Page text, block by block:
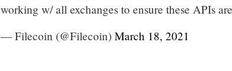
working w/ all exchanges to ensure these APIs
— Filecoin (@Filecoin) March 18, 2021